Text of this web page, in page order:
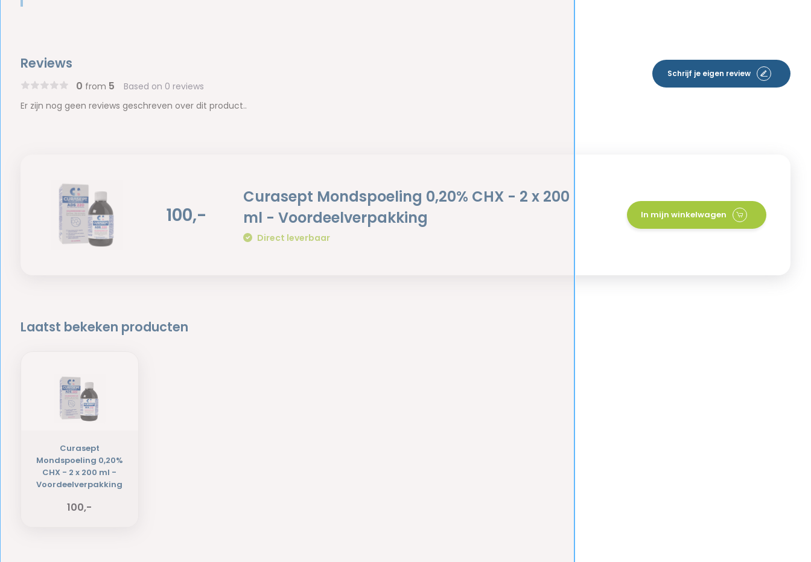
Reviews
0 from 5 Based on 0 reviews
Schrijf je eigen review
Er zijn nog geen reviews geschreven over dit product..
100,-
Curasept Mondspoeling 0,20% CHX - 2 x 200
ml - Voordeelverpakking
Direct leverbaar
In mijn winkelwagen
Laatst bekeken producten
Curasept
Mondspoeling 0,20%
CHX - 2 x 200 ml -
Voordeelverpakking
100,-